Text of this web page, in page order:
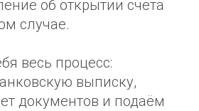
об открытии счёта
случае.
весь процесс:
выписку,
документов и подаём